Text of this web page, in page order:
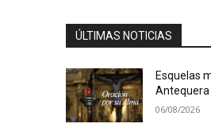
ÚLTIMAS NOTICIAS
Esquelas
Antequera
06/08/2026